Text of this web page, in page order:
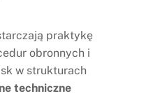
praktykę
obronnych i
w strukturach
techniczne